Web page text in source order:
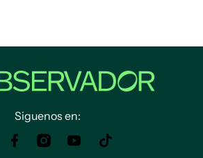
Siguenos en: